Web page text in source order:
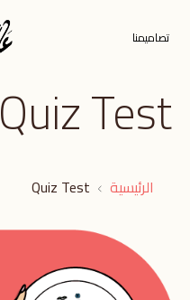
تصاميمنا
Quiz Test
الرئيسية Quiz Test